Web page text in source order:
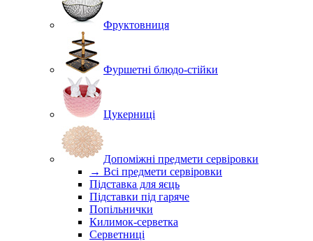
Фруктовниця
Фуршетні блюдо-стійки
Цукерниці
Допоміжні предмети сервіровки
→ Всі предмети сервіровки
Підставка для яєць
Підставки під гаряче
Попільнички
Килимок-серветка
Серветниці